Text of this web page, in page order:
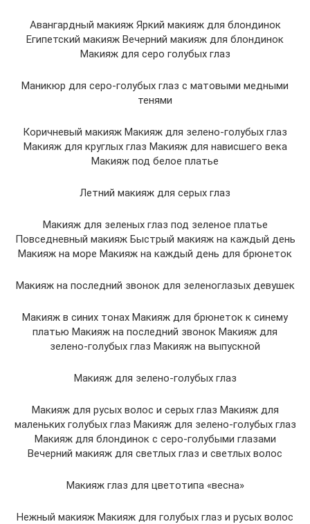
Авангардный макияж Яркий макияж для блондинок
Египетский макияж Вечерний макияж для блондинок
Макияж для серо голубых глаз
Маникюр для серо-голубых глаз с матовыми медными
тенями
Коричневый макияж Макияж для зелено-голубых глаз
Макияж для круглых глаз Макияж для нависшего века
Макияж под белое платье
Летний макияж для серых глаз
Макияж для зеленых глаз под зеленое платье
Повседневный макияж Быстрый макияж на каждый день
Макияж на море Макияж на каждый день для брюнеток
Макияж на последний звонок для зеленоглазых девушек
Макияж в синих тонах Макияж для брюнеток к синему
платью Макияж на последний звонок Макияж для
зелено-голубых глаз Макияж на выпускной
Макияж для зелено-голубых глаз
Макияж для русых волос и серых глаз Макияж для
маленьких голубых глаз Макияж для зелено-голубых глаз
Макияж для блондинок с серо-голубыми глазами
Вечерний макияж для светлых глаз и светлых волос
Макияж глаз для цветотипа «весна»
Нежный макияж Макияж для голубых глаз и русых волос